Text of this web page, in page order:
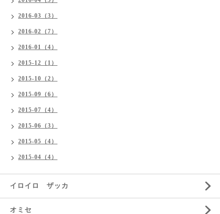
2016-03（3）
2016-02（7）
2016-01（4）
2015-12（1）
2015-10（2）
2015-09（6）
2015-07（4）
2015-06（3）
2015-05（4）
2015-04（4）
イロイロ ザッカ
オミセ